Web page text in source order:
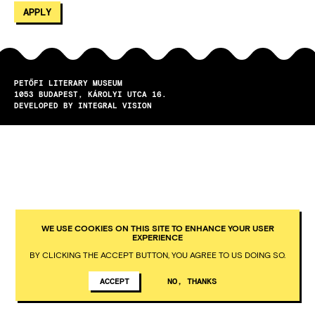
PETŐFI LITERARY MUSEUM
1053
BUDAPEST
KÁROLYI UTCA 16.
DEVELOPED BY INTEGRAL VISION
WE USE COOKIES ON THIS SITE TO ENHANCE YOUR USER
EXPERIENCE
BY CLICKING THE ACCEPT BUTTON, YOU AGREE TO US DOING SO.
ACCEPT NO, THANKS